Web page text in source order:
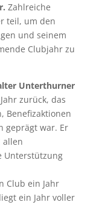
Zahlreiche
teil, um den
und seinem
Clubjahr zu
Unterthurner
zurück, das
Benefizaktionen
geprägt war. Er
allen
Unterstützung
Club ein Jahr
ein Jahr voller